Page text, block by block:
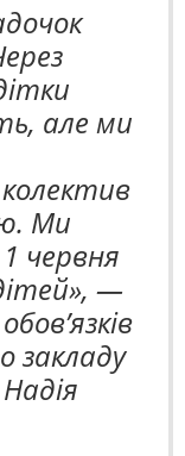
але ми
Ми
червня
—
закладу